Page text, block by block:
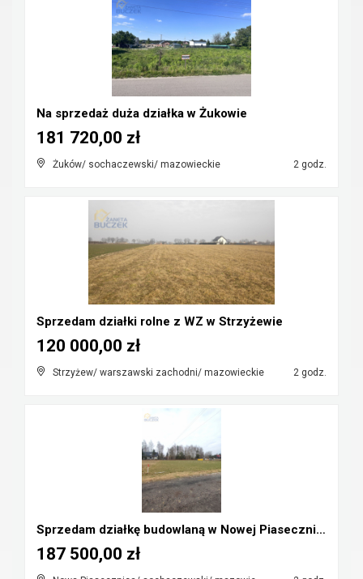
Na sprzedaż duża działka w Żukowie
Żuków/ sochaczewski/ mazowieckie 2 godz.
181 720,00 zł
Sprzedam działki rolne z WZ w Strzyżewie
Strzyżew/ warszawski zachodni/ mazowieckie 2 godz.
120 000,00 zł
Sprzedam działkę budowlaną w Nowej Piasecznicy
187 500,00 zł